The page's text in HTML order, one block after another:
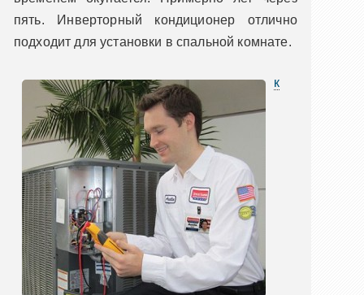
пять. Инверторный кондиционер отлично
подходит для установки в спальной комнате.
к